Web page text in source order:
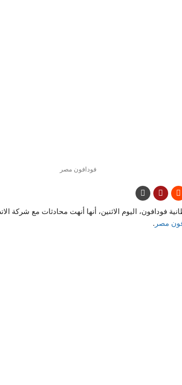
فودافون مصر
فودافون، اليوم الاثنين، أنها أنهت محادثات مع
مصر .